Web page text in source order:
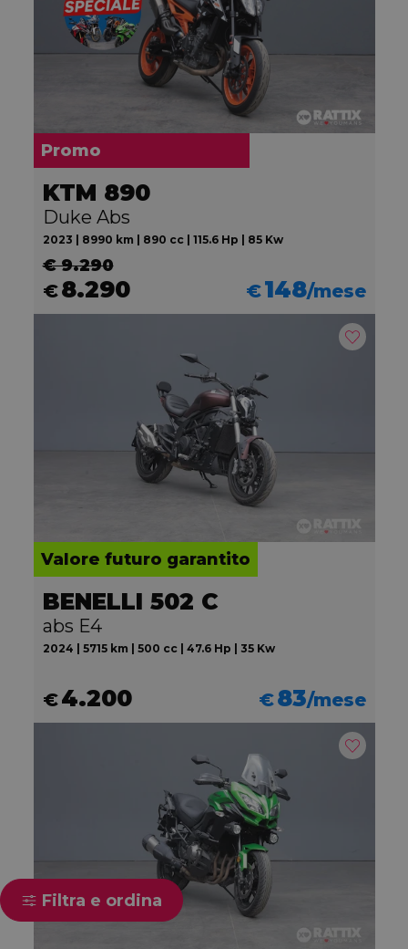
Promo
KTM 890
Duke Abs
2023 | 8990 km | 890 cc | 115.6 Hp | 85 Kw
€ 9.290
€8.290 €148/mese
Valore futuro garantito
BENELLI 502 C
abs E4
2024 | 5715 km | 500 cc | 47.6 Hp | 35 Kw
€4.200 €83/mese
Filtra e ordina